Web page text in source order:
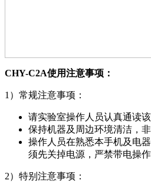
CHY-C2A使用注意事项 ：
1）常规注意事项：
请实验室操作人员认真通读
保持机器及周边环境清洁，
操作人员在熟悉本手机及电
须先关掉电源，严禁带电操作
2）特别注意事项：